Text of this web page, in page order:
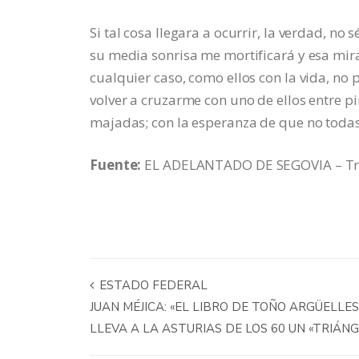
Si tal cosa llegara a ocurrir, la verdad, no
su media sonrisa me mortificará y esa
cualquier caso, como ellos con la vida,
volver a cruzarme con uno de ellos entre
majadas; con la esperanza de que no
Fuente: EL ADELANTADO DE SEGOVIA
ESTADO FEDERAL
JUAN MÉJICA: «EL LIBRO DE TOÑO
LLEVA A LA ASTURIAS DE LOS 60 UN